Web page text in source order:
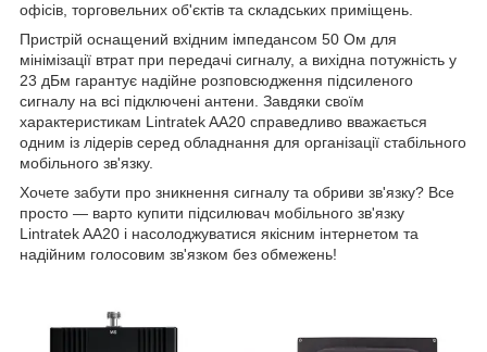
офісів, торговельних об'єктів та складських приміщень.
Пристрій оснащений вхідним імпедансом 50 Ом для
мінімізації втрат при передачі сигналу, а вихідна потужність у
23 дБм гарантує надійне розповсюдження підсиленого
сигналу на всі підключені антени. Завдяки своїм
характеристикам Lintratek AA20 справедливо вважається
одним із лідерів серед обладнання для організації стабільного
мобільного зв'язку.
Хочете забути про зникнення сигналу та обриви зв'язку? Все
просто — варто купити підсилювач мобільного зв'язку
Lintratek AA20 і насолоджуватися якісним інтернетом та
надійним голосовим зв'язком без обмежень!